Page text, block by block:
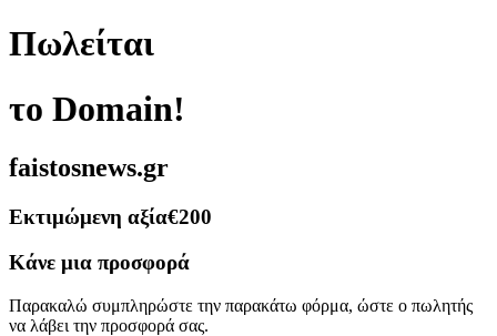
Πωλείται
το Domain!
faistosnews.gr
Εκτιμώμενη αξία€200
Κάνε μια προσφορά
Παρακαλώ συμπληρώστε την παρακάτω φόρμα, ώστε ο πωλητής
να λάβει την προσφορά σας.